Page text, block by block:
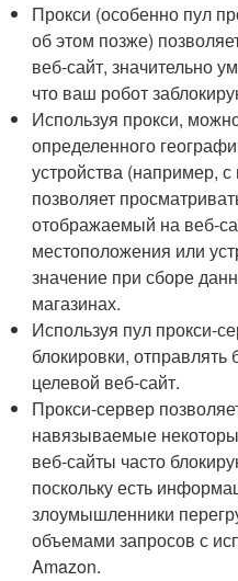
Прокси (особенно пул
об этом позже)
веб-сайт, значительно
что ваш робот
Используя прокси,
определенного
устройства (например,
позволяет
отображаемый на веб-
местоположения или
значение при сборе
магазинах.
Используя пул прокси-
блокировки,
целевой веб-сайт.
Прокси-сервер
навязываемые
веб-сайты часто
поскольку есть
злоумышленники
объемами запросов с
Amazon.